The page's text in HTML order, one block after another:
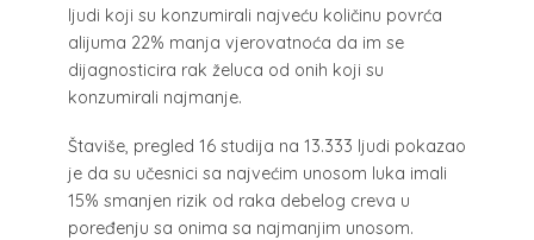
ljudi koji su konzumirali najveću količinu povrća
alijuma 22% manja vjerovatnoća da im se
dijagnosticira rak želuca od onih koji su
konzumirali najmanje.
Štaviše, pregled 16 studija na 13.333 ljudi pokazao
je da su učesnici sa najvećim unosom luka imali
15% smanjen rizik od raka debelog creva u
poređenju sa onima sa najmanjim unosom.